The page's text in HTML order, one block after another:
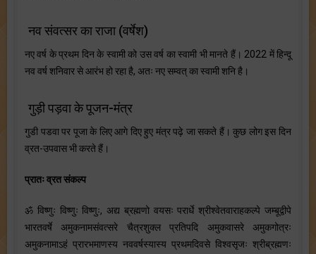
नव संवत्सर का राजा (वर्षेश)
नए वर्ष के प्रथम दिन के स्वामी को उस वर्ष का स्वामी भी मानते हैं। 2022 में हिन्दू
नव वर्ष शनिवार से आरंभ हो रहा है, अतः नए सम्वत् का स्वामी शनि है।
गुड़ी पड़वा के पूजन-मंत्र
गुडी पडवा पर पूजा के लिए आगे दिए हुए मंत्र पढ़े जा सकते हैं। कुछ लोग इस दिन
व्रत-उपवास भी करते हैं।
प्रातः व्रत संकल्प
ॐ विष्णुः विष्णुः विष्णुः, अद्य ब्रह्मणो वयसः परार्धे श्रीश्वेतवाराहकल्पे जम्बूद्वीपे
भारतवर्षे अमुकनामसंवत्सरे चैत्रशुक्ल प्रतिपदि अमुकवासरे अमुकगोत्रः
अमुकनामाऽहं प्रारभमाणस्य नववर्षस्यास्य प्रथमदिवसे विश्वसृजः श्रीब्रह्मणः